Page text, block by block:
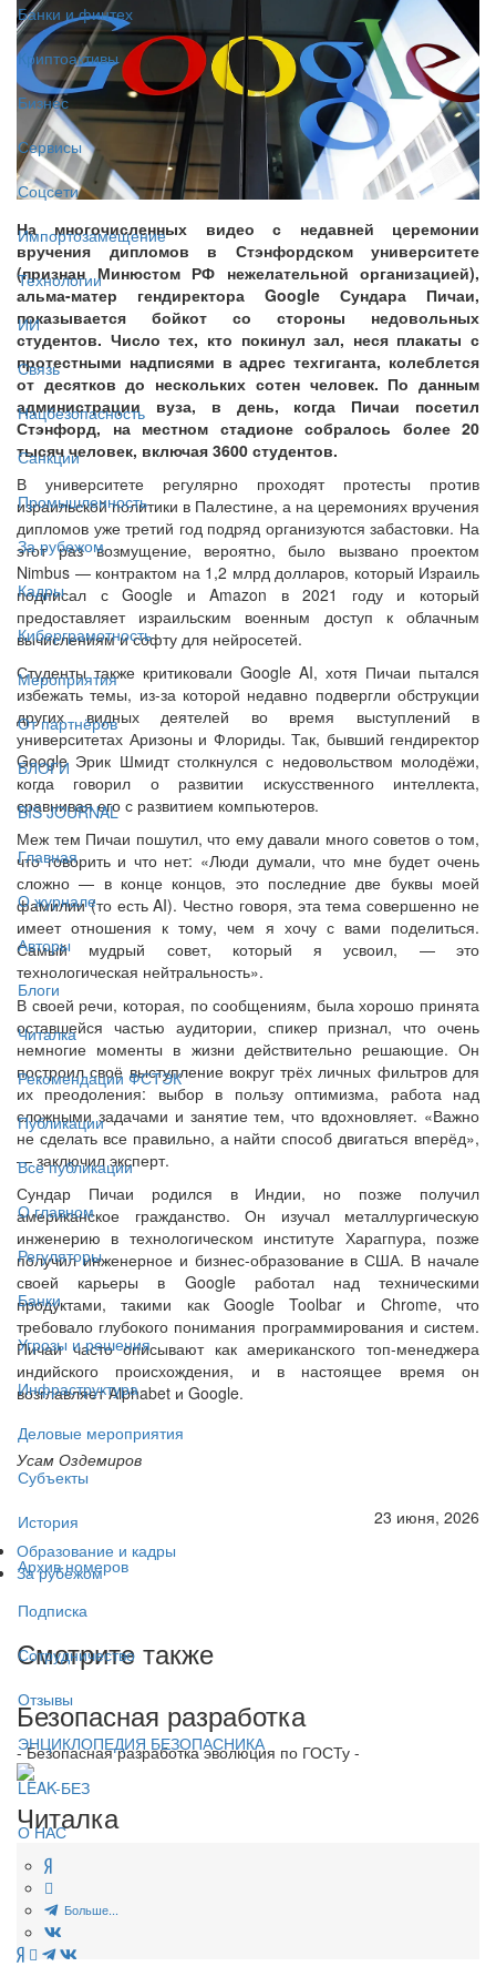
Банки и финтех
Криптоактивы
Бизнес
Сервисы
Соцсети
Импортозамещение
Технологии
ИИ
Связь
Нацбезопасность
Санкции
Промышленность
За рубежом
Кадры
Киберграмотность
Мероприятия
От партнёров
БЛОГИ
BIS JOURNAL
Главная
О журнале
Авторы
Блоги
Читалка
Рекомендации ФСТЭК
Публикации
Все публикации
О главном
Регуляторы
Банки
Угрозы и решения
Инфраструктура
Деловые мероприятия
Субъекты
История
Архив номеров
Подписка
Сотрудничество
Отзывы
ЭНЦИКЛОПЕДИЯ БЕЗОПАСНИКА
LEAK-БЕЗ
О НАС
На многочисленных видео с недавней церемонии
вручения дипломов в Стэнфордском университете
(признан Минюстом РФ нежелательной организацией),
альма-матер гендиректора Google Сундара Пичаи,
показывается бойкот со стороны недовольных
студентов. Число тех, кто покинул зал, неся плакаты с
протестными надписями в адрес техгиганта, колеблется
от десятков до нескольких сотен человек. По данным
администрации вуза, в день, когда Пичаи посетил
Стэнфорд, на местном стадионе собралось более 20
тысяч человек, включая 3600 студентов.
В университете регулярно проходят протесты против
израильской политики в Палестине, а на церемониях вручения
дипломов уже третий год подряд организуются забастовки. На
этот раз возмущение, вероятно, было вызвано проектом
Nimbus — контрактом на 1,2 млрд долларов, который Израиль
подписал с Google и Amazon в 2021 году и который
предоставляет израильским военным доступ к облачным
вычислениям и софту для нейросетей.
Студенты также критиковали Google AI, хотя Пичаи пытался
избежать темы, из-за которой недавно подвергли обструкции
других видных деятелей во время выступлений в
университетах Аризоны и Флориды. Так, бывший гендиректор
Google Эрик Шмидт столкнулся с недовольством молодёжи,
когда говорил о развитии искусственного интеллекта,
сравнивая его с развитием компьютеров.
Меж тем Пичаи пошутил, что ему давали много советов о том,
что говорить и что нет: «Люди думали, что мне будет очень
сложно — в конце концов, это последние две буквы моей
фамилии (то есть AI). Честно говоря, эта тема совершенно не
имеет отношения к тому, чем я хочу с вами поделиться.
Самый мудрый совет, который я усвоил, — это
технологическая нейтральность».
В своей речи, которая, по сообщениям, была хорошо принята
оставшейся частью аудитории, спикер признал, что очень
немногие моменты в жизни действительно решающие. Он
построил своё выступление вокруг трёх личных фильтров для
их преодоления: выбор в пользу оптимизма, работа над
сложными задачами и занятие тем, что вдохновляет. «Важно
не сделать все правильно, а найти способ двигаться вперёд»,
— заключил эксперт.
Сундар Пичаи родился в Индии, но позже получил
американское гражданство. Он изучал металлургическую
инженерию в технологическом институте Харагпура, позже
получил инженерное и бизнес-образование в США. В начале
своей карьеры в Google работал над техническими
продуктами, такими как Google Toolbar и Chrome, что
требовало глубокого понимания программирования и систем.
Пичаи часто описывают как американского топ-менеджера
индийского происхождения, и в настоящее время он
возглавляет Alphabet и Google.
Усам Оздемиров
23 июня, 2026
Образование и кадры
За рубежом
Смотрите также
Безопасная разработка
- Безопасная разработка эволюция по ГОСТу -
Читалка
Больше...